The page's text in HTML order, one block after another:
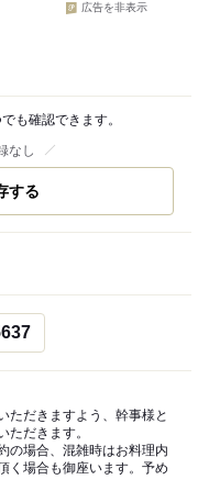
広告を非表示
も確認できます。
なし
する
ただきますよう、幹事様と
ただきます。
の場合、混雑時はお料理内
く場合も御座います。予め